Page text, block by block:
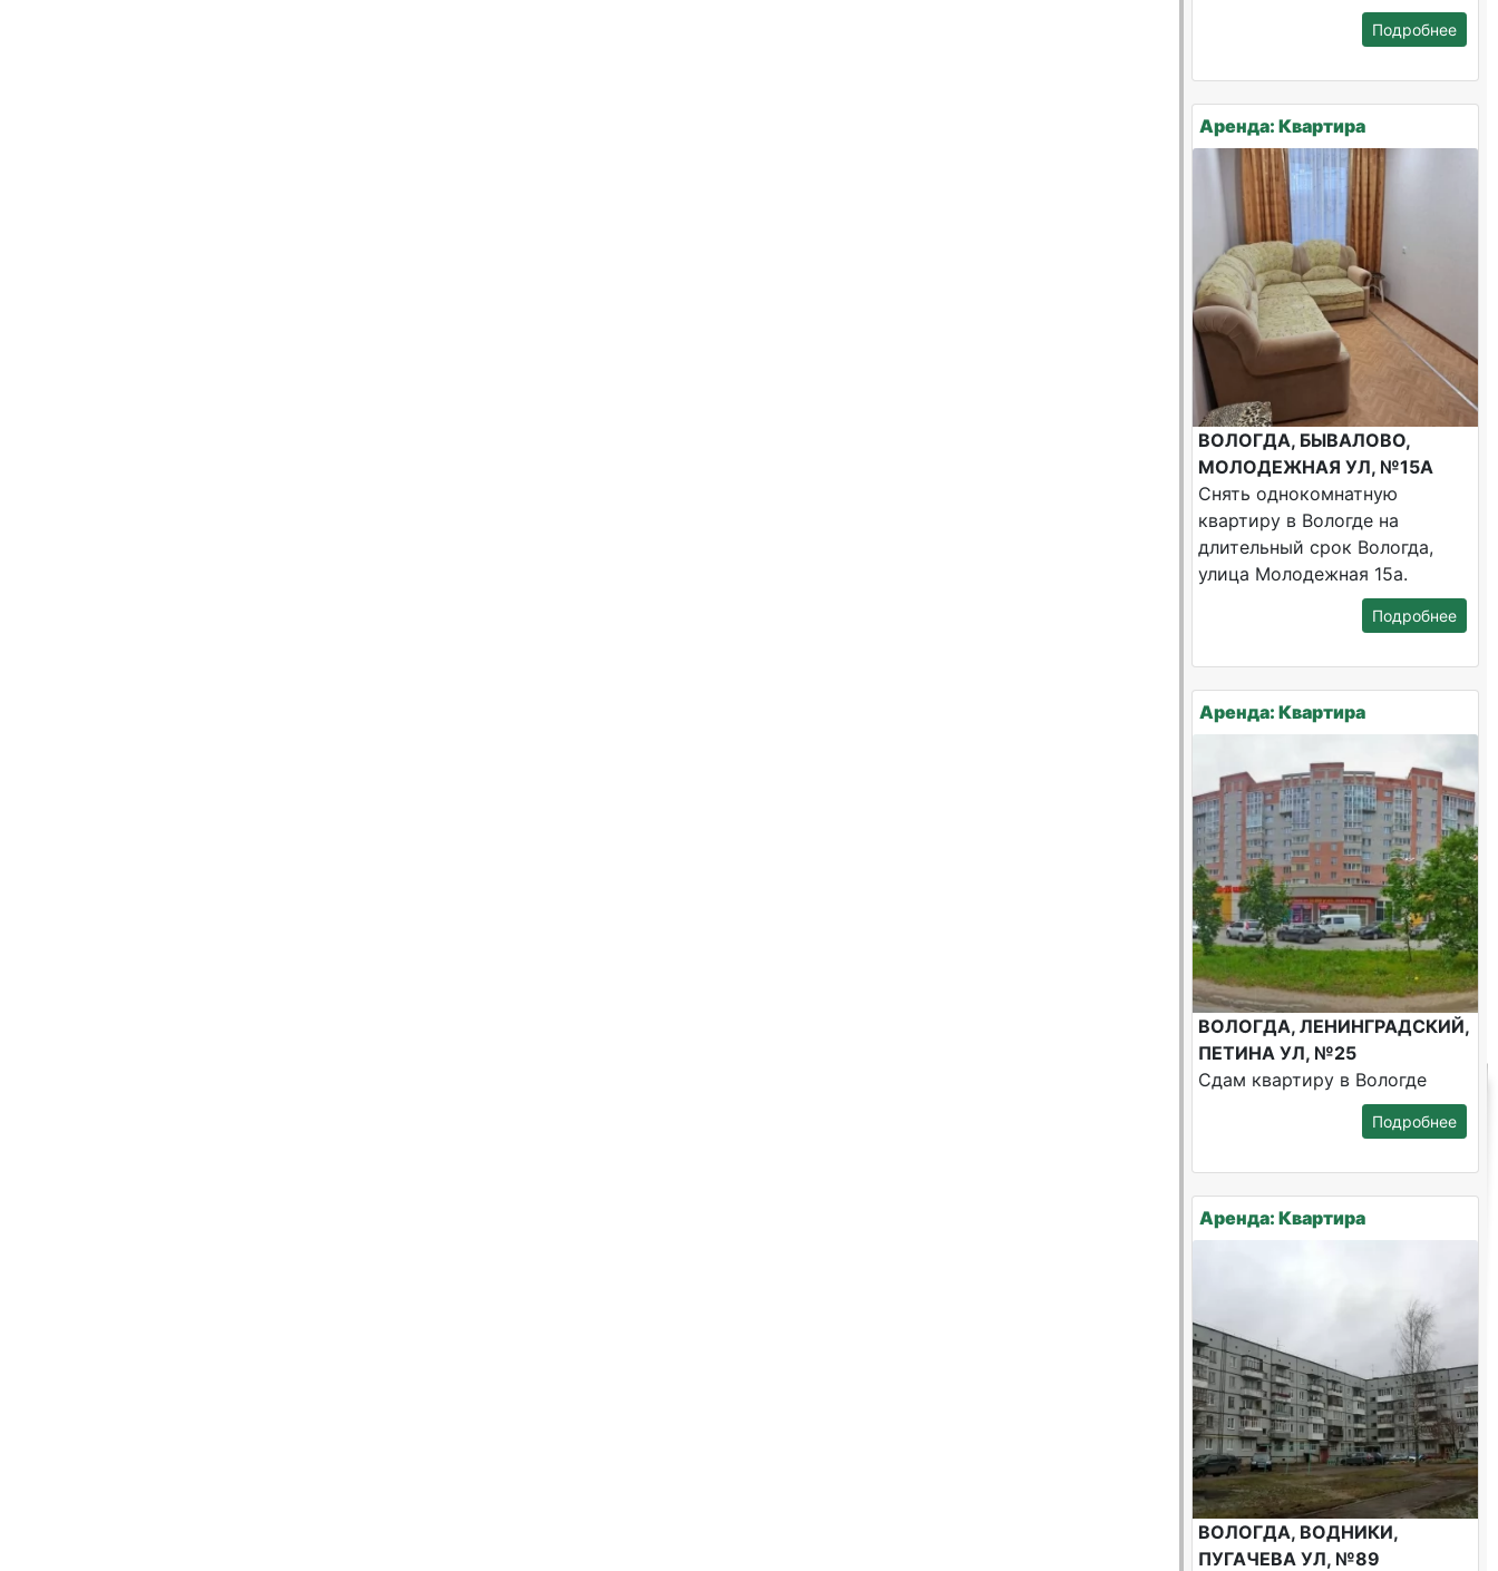
Подробнее
Аренда: Квартира
ВОЛОГДА, БЫВАЛОВО,
МОЛОДЕЖНАЯ УЛ, №15А
Снять однокомнатную
квартиру в Вологде на
длительный срок Вологда,
улица Молодежная 15а.
Подробнее
Аренда: Квартира
ВОЛОГДА, ЛЕНИНГРАДСКИЙ,
ПЕТИНА УЛ, №25
Сдам квартиру в Вологде
Подробнее
Аренда: Квартира
ВОЛОГДА, ВОДНИКИ,
ПУГАЧЕВА УЛ, №89